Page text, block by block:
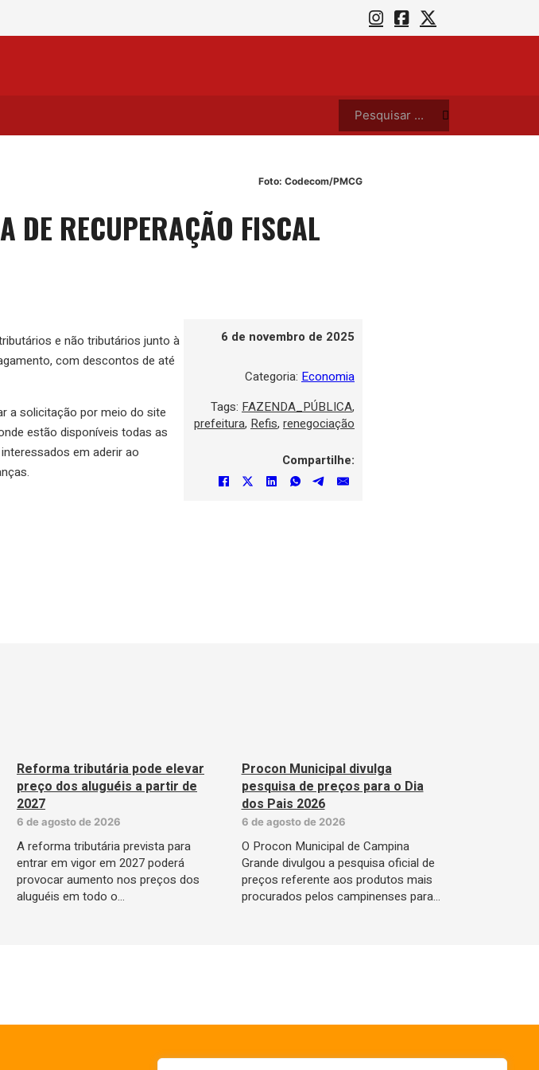
Banda Silêncio leva clássicos do Reggae para a Toca do Rato nesta sexta (7)
Pesquisar ...
Foto: Codecom/PMCG
DE RECUPERAÇÃO FISCAL
e não tributários junto à
com descontos de até
a solicitação por meio do site
estão disponíveis todas as
em aderir ao
6 de novembro de 2025
Categoria: Economia
Tags: FAZENDA_PÚBLICA,
prefeitura, Refis, renegociação
Compartilhe:
Reforma tributária pode elevar
preço dos aluguéis a partir de
2027
6 de agosto de 2026
A reforma tributária prevista para
entrar em vigor em 2027 poderá
provocar aumento nos preços dos
aluguéis em todo o…
Procon Municipal divulga
pesquisa de preços para o Dia
dos Pais 2026
6 de agosto de 2026
O Procon Municipal de Campina
Grande divulgou a pesquisa oficial de
preços referente aos produtos mais
procurados pelos campinenses para…